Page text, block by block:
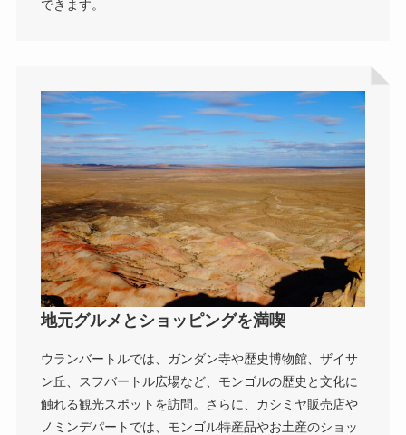
できます。
地元グルメとショッピングを満喫
ウランバートルでは、ガンダン寺や歴史博物館、ザイサ
ン丘、スフバートル広場など、モンゴルの歴史と文化に
触れる観光スポットを訪問。さらに、カシミヤ販売店や
ノミンデパートでは、モンゴル特産品やお土産のショッ